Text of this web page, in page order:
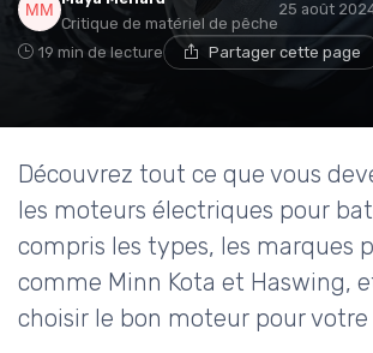
Critique de matériel de pêche
25 août
19 min de lecture Partager cette page
Découvrez tout ce que vous
les moteurs électriques pour
compris les types, les marques
comme Minn Kota et Haswing,
choisir le bon moteur pour